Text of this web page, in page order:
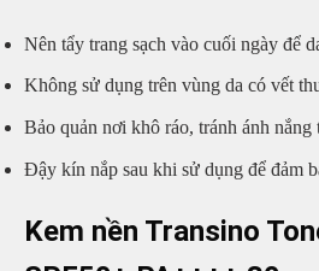
Nên tẩy trang sạch vào cuối ngày để
Không sử dụng trên vùng da có vết
Bảo quản nơi khô ráo, tránh ánh
Đậy kín nắp sau khi sử dụng để đảm
Kem nền Transino